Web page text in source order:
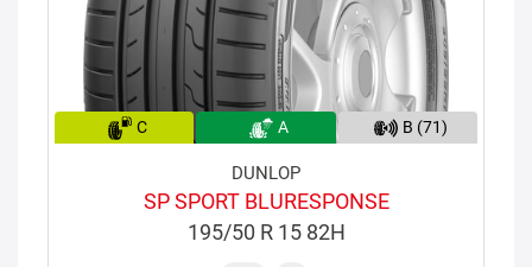
C A B (71)
DUNLOP
SP SPORT BLURESPONSE
195/50 R 15 82H